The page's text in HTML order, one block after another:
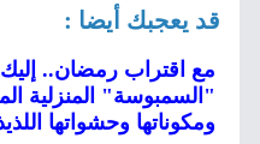
قد يعجبك أيضا :
مع اقتراب رمضان..
"السمبوسة" المنزلية
ومكوناتها وحشواتها